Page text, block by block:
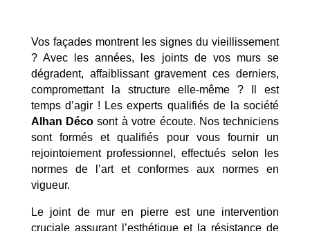
Vos façades montrent les signes du vieillissement
? Avec les années, les joints de vos murs se
dégradent, affaiblissant gravement ces derniers,
compromettant la structure elle-même ? Il est
temps d’agir ! Les experts qualifiés de la société
Alhan Déco sont à votre écoute. Nos techniciens
sont formés et qualifiés pour vous fournir un
rejointoiement professionnel, effectués selon les
normes de l’art et conformes aux normes en
vigueur.
Le joint de mur en pierre est une intervention
cruciale assurant l’esthétique et la résistance de